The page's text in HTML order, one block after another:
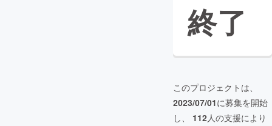
終了
このプロジェクトは、
2023/07/01に募集を開始
し、 112人の支援により